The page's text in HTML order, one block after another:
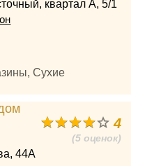
квартал А, 5/1
Сухие
4
(5 оценок)
44А